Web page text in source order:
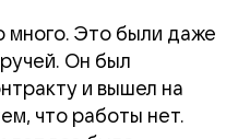
много. Это были даже
Он был
и вышел на
что работы нет.